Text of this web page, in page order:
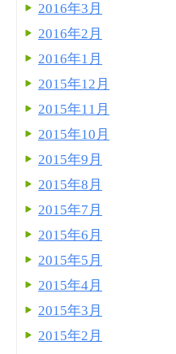
2016年3月
2016年2月
2016年1月
2015年12月
2015年11月
2015年10月
2015年9月
2015年8月
2015年7月
2015年6月
2015年5月
2015年4月
2015年3月
2015年2月